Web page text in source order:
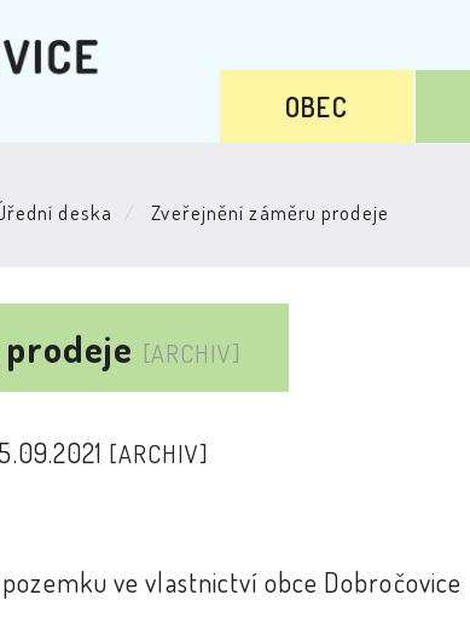
OBEC
deska Zveřejnění záměru prodeje
[ARCHIV]
[ARCHIV]
ve vlastnictví obce Dobročovice